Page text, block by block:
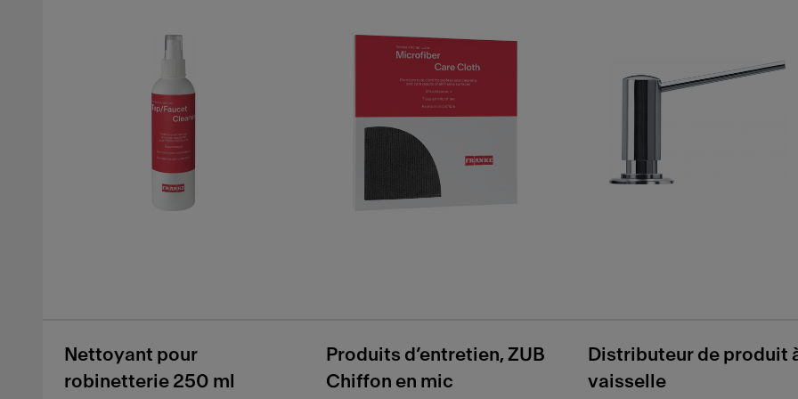
Nettoyant pour
robinetterie 250 ml
Produits d’entretien, ZUB
Chiffon en mic
Distributeur de produit
vaisselle